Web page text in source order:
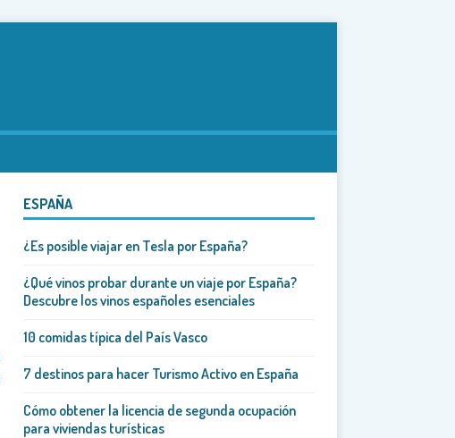
ESPAÑA
¿Es posible viajar en Tesla por España?
¿Qué vinos probar durante un viaje por España?
Descubre los vinos españoles esenciales
10 comidas típica del País Vasco
7 destinos para hacer Turismo Activo en España
Cómo obtener la licencia de segunda ocupación
para viviendas turísticas